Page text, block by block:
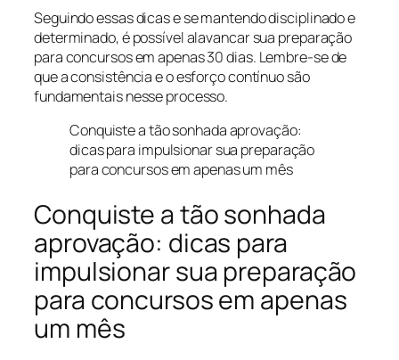
Seguindo essas dicas e se mantendo disciplinado e
determinado, é possível alavancar sua preparação
para concursos em apenas 30 dias. Lembre-se de
que a consistência e o esforço contínuo são
fundamentais nesse processo.
Conquiste a tão sonhada aprovação:
dicas para impulsionar sua preparação
para concursos em apenas um mês
Conquiste a tão sonhada
aprovação: dicas para
impulsionar sua preparação
para concursos em apenas
um mês